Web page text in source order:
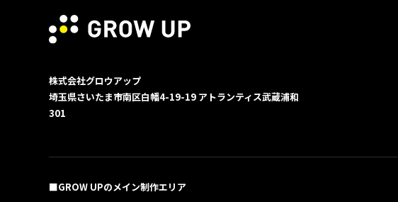
株式会社グロウアップ
埼玉県さいたま市南区白幡4-19-19 アトランティス武蔵浦和
301
■GROW UPのメイン制作エリア